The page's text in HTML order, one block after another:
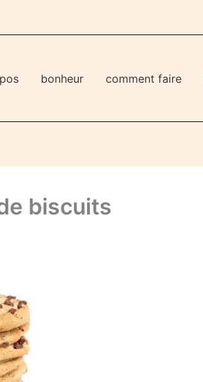
bonheur comment faire
biscuits